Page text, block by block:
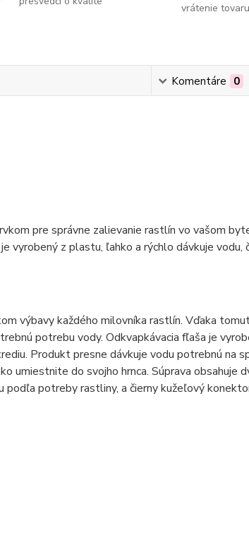
vrátenie tovaru
Komentáre 0
pre správne zalievanie rastlín vo vašom
vyrobený z plastu, ľahko a rýchlo dávkuje
výbavy každého milovníka rastlín. Vďaka
potrebu vody. Odkvapkávacia fľaša je
Produkt presne dávkuje vodu potrebnú na
umiestnite do svojho hrnca. Súprava
podľa potreby rastliny, a čierny kužeľový